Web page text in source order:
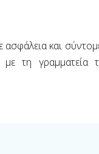
και
με τη γραμματεία